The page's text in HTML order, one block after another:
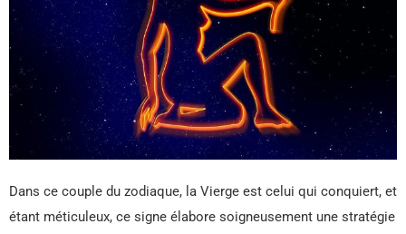
Dans ce couple du zodiaque, la Vierge est celui qui conquiert, et
étant méticuleux, ce signe élabore soigneusement une stratégie